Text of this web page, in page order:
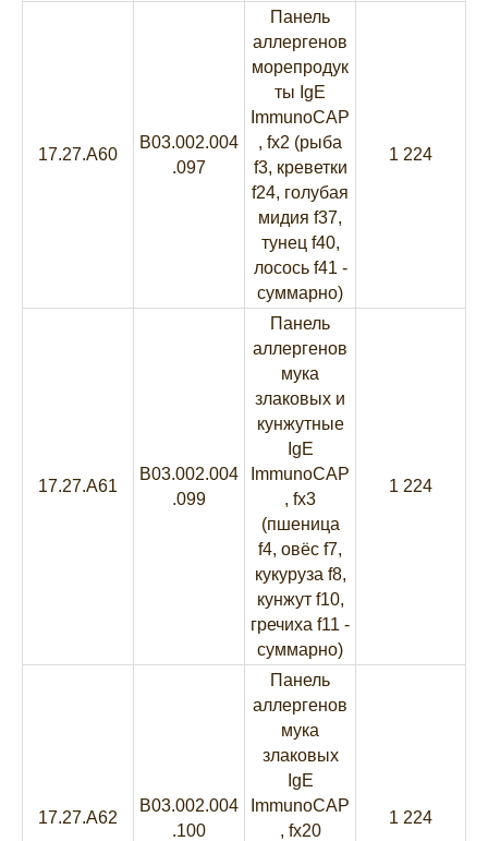
17.27.A60
B03.002.004
.097
Панель
аллергенов
морепродук
ты IgE
ImmunoCAP
, fx2 (рыба
f3, креветки
f24, голубая
мидия f37,
тунец f40,
лосось f41 -
суммарно)
1 224
17.27.A61
B03.002.004
.099
Панель
аллергенов
мука
злаковых и
кунжутные
IgE
ImmunoCAP
, fx3
(пшеница
f4, овёс f7,
кукуруза f8,
кунжут f10,
гречиха f11 -
суммарно)
1 224
17.27.A62
B03.002.004
.100
Панель
аллергенов
мука
злаковых
IgE
ImmunoCAP
, fx20
1 224